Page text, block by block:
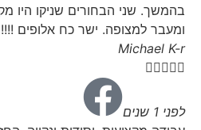
בהמשך. שני הבחורים שניקו היו
ומעבר למצופה. ישר כח אלופים !!!!
Michael K-r

לפני 1 שנים